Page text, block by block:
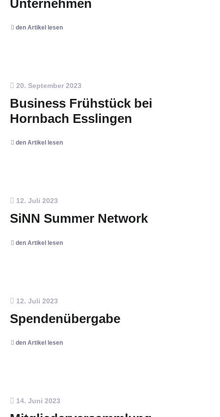
Unternehmen
den Artikel lesen
20. September 2023
Business Frühstück bei
Hornbach Esslingen
den Artikel lesen
12. Juli 2023
SiNN Summer Network
den Artikel lesen
12. Juli 2023
Spendenübergabe
den Artikel lesen
14. Juni 2023